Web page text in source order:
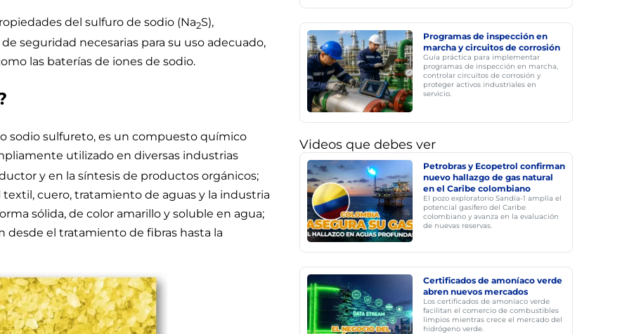
del sulfuro de sodio (Na2S),
seguridad necesarias para su uso adecuado,
las baterías de iones de sodio.
sodio sulfureto, es un compuesto químico
utilizado en diversas industrias
y en la síntesis de productos orgánicos;
cuero, tratamiento de aguas y la industria
sólida, de color amarillo y soluble en agua;
desde el tratamiento de fibras hasta la
Programas de inspección en
marcha y circuitos de corrosión
Guía práctica para implementar
programas de inspección en marcha,
controlar circuitos de corrosión y
proteger activos industriales en
servicio.
Videos que debes ver
Petrobras y Ecopetrol confirman
nuevo hallazgo de gas natural
en el Caribe colombiano
El pozo exploratorio Sandía-1 amplía el
potencial gasífero del Caribe
colombiano y avanza en la evaluación
de nuevas reservas.
Certificados de amoníaco verde
abren nuevos mercados
Los certificados de amoníaco verde
facilitan el comercio de combustibles
limpios mientras crece el mercado del
hidrógeno verde.